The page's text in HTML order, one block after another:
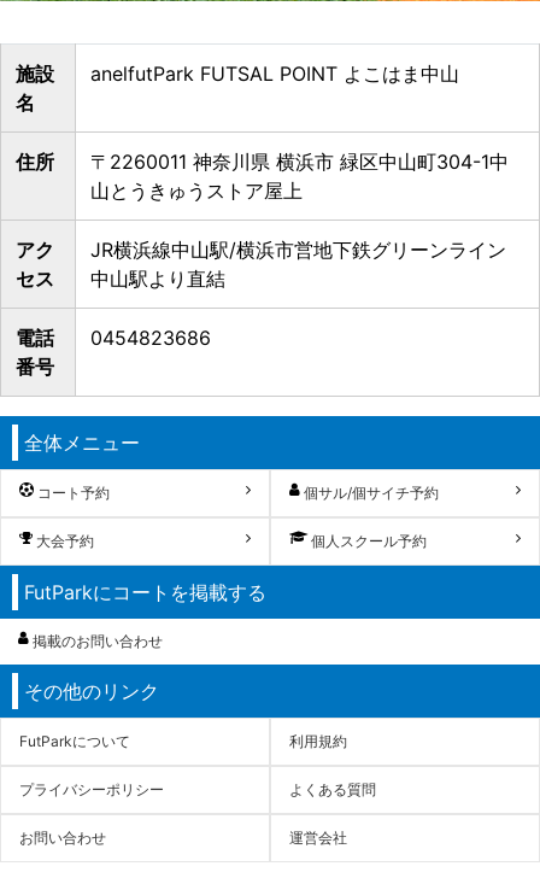
施設
名
anelfutPark FUTSAL POINT よこはま中山
住所
〒2260011 神奈川県 横浜市 緑区中山町304-1中
山とうきゅうストア屋上
アク
セス
JR横浜線中山駅/横浜市営地下鉄グリーンライン
中山駅より直結
電話
番号
0454823686
全体メニュー
コート予約 個サル/個サイチ予約
大会予約 個人スクール予約
FutParkにコートを掲載する
掲載のお問い合わせ
その他のリンク
FutParkについて 利用規約
プライバシーポリシー よくある質問
お問い合わせ 運営会社